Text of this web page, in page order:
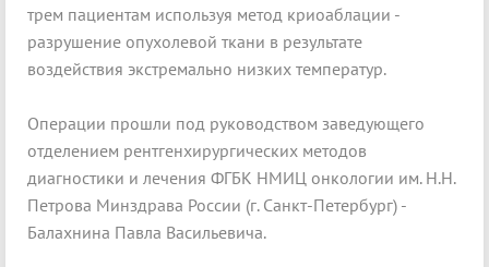
трем пациентам используя метод криоаблации -
разрушение опухолевой ткани в результате
воздействия экстремально низких температур.
Операции прошли под руководством заведующего
отделением рентгенхирургических методов
диагностики и лечения ФГБК НМИЦ онкологии им. Н.Н.
Петрова Минздрава России (г. Санкт-Петербург) -
Балахнина Павла Васильевича.